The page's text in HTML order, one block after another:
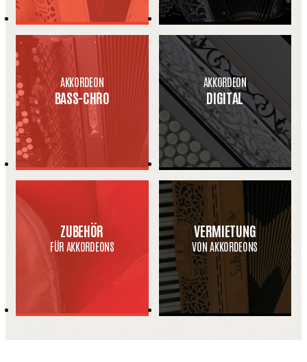
AKKORDEON
BASS-CHRO
AKKORDEON
DIGITAL
ZUBEHÖR
FÜR AKKORDEONS
VERMIETUNG
VON AKKORDEONS